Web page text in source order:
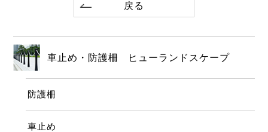
戻る
車止め・防護柵 ヒューランドスケープ
防護柵
車止め